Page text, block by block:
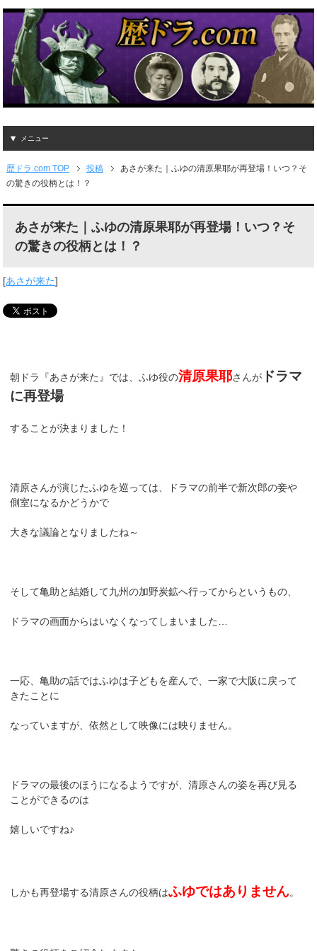
メニュー
歴ドラ.com TOP 投稿
あさが来た｜ふゆの清原果耶が再登場！いつ？そ
の驚きの役柄とは！？
あさが来た｜ふゆの清原果耶が再登場！いつ？そ
の驚きの役柄とは！？
[あさが来た]
朝ドラ『あさが来た』では、ふゆ役の清原果耶さんが ドラマ
に再登場
することが決まりました！
清原さんが演じたふゆを巡っては、ドラマの前半で新次郎の妾や
側室になるかどうかで
大きな議論となりましたね～
そして亀助と結婚して九州の加野炭鉱へ行ってからというもの、
ドラマの画面からはいなくなってしまいました…
一応、亀助の話ではふゆは子どもを産んで、一家で大阪に戻って
きたことに
なっていますが、依然として映像には映りません。
ドラマの最後のほうになるようですが、清原さんの姿を再び見る
ことができるのは
嬉しいですね♪
しかも再登場する清原さんの役柄はふゆではありません。